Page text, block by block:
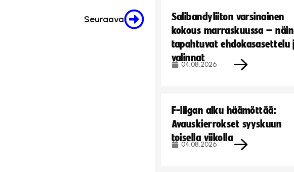
Seuraava
Salibandyliiton varsinainen
kokous marraskuussa – näin
tapahtuvat ehdokasasettelu
valinnat
04.08.2026
F-liigan alku häämöttää:
Avauskierrokset syyskuun
toisella viikolla
04.08.2026